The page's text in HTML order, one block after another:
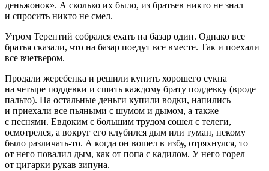
деньжонок». А сколько их было, из братьев никто не знал
и спросить никто не смел.
Утром Терентий собрался ехать на базар один. Однако все
братья сказали, что на базар поедут все вместе. Так и поехали
все вчетвером.
Продали жеребенка и решили купить хорошего сукна
на четыре поддевки и сшить каждому брату поддевку (вроде
пальто). На остальные деньги купили водки, напились
и приехали все пьяными с шумом и дымом, а также
с песнями. Евдоким с большим трудом сошел с телеги,
осмотрелся, а вокруг его клубился дым или туман, некому
было различать-то. А когда он вошел в избу, отряхнулся, то
от него повалил дым, как от попа с кадилом. У него горел
от цигарки рукав зипуна.